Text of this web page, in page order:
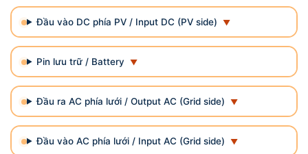
Đầu vào DC phía PV / Input DC (PV side)
Pin lưu trữ / Battery
Đầu ra AC phía lưới / Output AC (Grid side)
Đầu vào AC phía lưới / Input AC (Grid side)